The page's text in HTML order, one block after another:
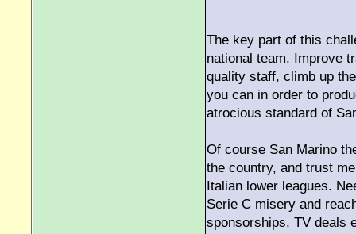
The key part of this
national team. Improve
quality staff, climb up
you can in order to
atrocious standard of
Of course San Marino
the country, and trust
Italian lower leagues.
Serie C misery and
sponsorships, TV deals